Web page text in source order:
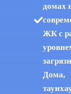
домах
ЖК с
Дома,